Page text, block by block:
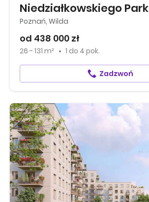
Niedziałkowskiego Park
Poznań, Wilda
od 438 000 zł
26 - 131 m² 1 do 4 pok.
Zadzwoń